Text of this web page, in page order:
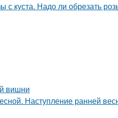
вишни
Наступление ранней